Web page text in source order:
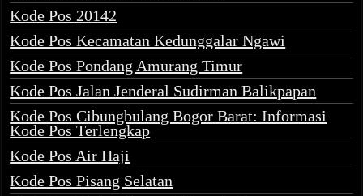
Kode Pos 20142
Kode Pos Kecamatan Kedunggalar Ngawi
Kode Pos Pondang Amurang Timur
Kode Pos Jalan Jenderal Sudirman Balikpapan
Kode Pos Cibungbulang Bogor Barat: Informasi
Kode Pos Terlengkap
Kode Pos Air Haji
Kode Pos Pisang Selatan